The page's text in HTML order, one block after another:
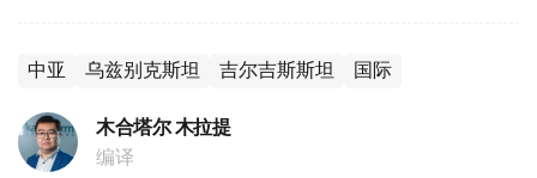
中亚 乌兹别克斯坦 吉尔吉斯斯坦 国际
木合塔尔 木拉提
编译